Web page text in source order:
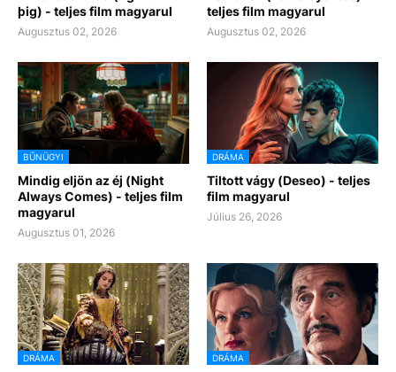
þig) - teljes film magyarul
Augusztus 02, 2026
teljes film magyarul
Augusztus 02, 2026
BŰNÜGYI
Mindig eljön az éj (Night
Always Comes) - teljes film
magyarul
Augusztus 01, 2026
DRÁMA
Tiltott vágy (Deseo) - teljes
film magyarul
Július 26, 2026
DRÁMA DRÁMA